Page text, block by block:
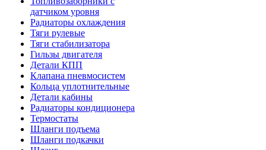
датчиком уровня
Радиаторы охлаждения
Тяги рулевые
Тяги стабилизатора
Гильзы двигателя
Детали КПП
Клапана пневмосистем
Кольца уплотнительные
Детали кабины
Радиаторы кондиционера
Термостаты
Шланги подъема
Шланги подкачки